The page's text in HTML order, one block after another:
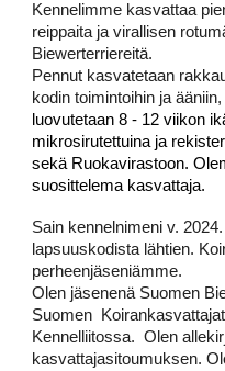
Kennelimme kasvattaa
reippaita ja virallisen
Biewerterriereitä.
Pennut kasvatetaan
kodin toimintoihin ja
luovutetaan 8 - 12 viikon
mikrosirutettuina ja
sekä Ruokavirastoon.
suosittelema kasvattaja.
Sain kennelnimeni v.
lapsuuskodista lähtien.
perheenjäseniämme.
Olen jäsenenä Suomen
Suomen
Kennelliitossa. Olen
kasvattajasitoumuksen.